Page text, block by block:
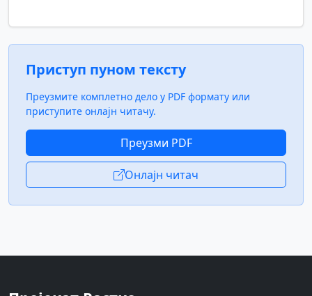
Приступ пуном тексту
Преузмите комплетно дело у PDF формату или
приступите онлајн читачу.
Преузми PDF
Онлајн читач